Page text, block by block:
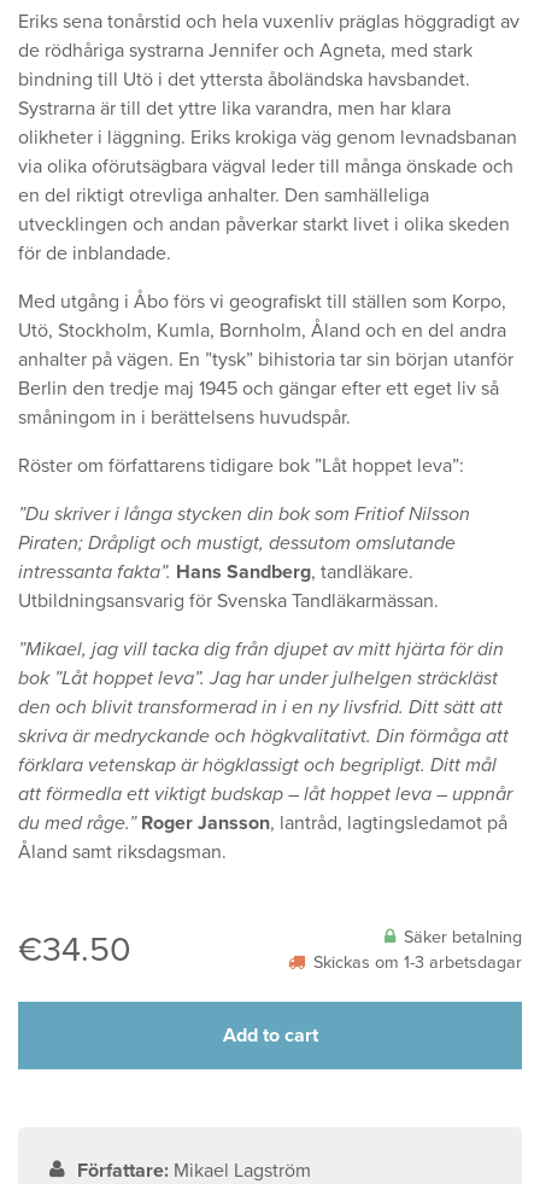
Eriks sena tonårstid och hela vuxenliv präglas höggradigt av
de rödhåriga systrarna Jennifer och Agneta, med stark
bindning till Utö i det yttersta åboländska havsbandet.
Systrarna är till det yttre lika varandra, men har klara
olikheter i läggning. Eriks krokiga väg genom levnadsbanan
via olika oförutsägbara vägval leder till många önskade och
en del riktigt otrevliga anhalter. Den samhälleliga
utvecklingen och andan påverkar starkt livet i olika skeden
för de inblandade.
Med utgång i Åbo förs vi geografiskt till ställen som Korpo,
Utö, Stockholm, Kumla, Bornholm, Åland och en del andra
anhalter på vägen. En ”tysk” bihistoria tar sin början utanför
Berlin den tredje maj 1945 och gängar efter ett eget liv så
småningom in i berättelsens huvudspår.
Röster om författarens tidigare bok ”Låt hoppet leva”:
”Du skriver i långa stycken din bok som Fritiof Nilsson
Piraten; Dråpligt och mustigt, dessutom omslutande
intressanta fakta”. Hans Sandberg, tandläkare.
Utbildningsansvarig för Svenska Tandläkarmässan.
”Mikael, jag vill tacka dig från djupet av mitt hjärta för din
bok ”Låt hoppet leva”. Jag har under julhelgen sträckläst
den och blivit transformerad in i en ny livsfrid. Ditt sätt att
skriva är medryckande och högkvalitativt. Din förmåga att
förklara vetenskap är högklassigt och begripligt. Ditt mål
att förmedla ett viktigt budskap – låt hoppet leva – uppnår
du med råge.” Roger Jansson, lantråd, lagtingsledamot på
Åland samt riksdagsman.
€34.50
Säker betalning
Skickas om 1-3 arbetsdagar
Add to cart
Författare: Mikael Lagström